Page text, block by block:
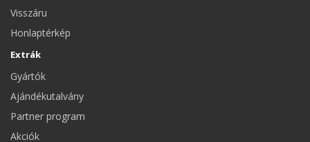
Visszáru
Honlaptérkép
Extrák
Gyártók
Ajándékutalvány
Partner program
Akciók